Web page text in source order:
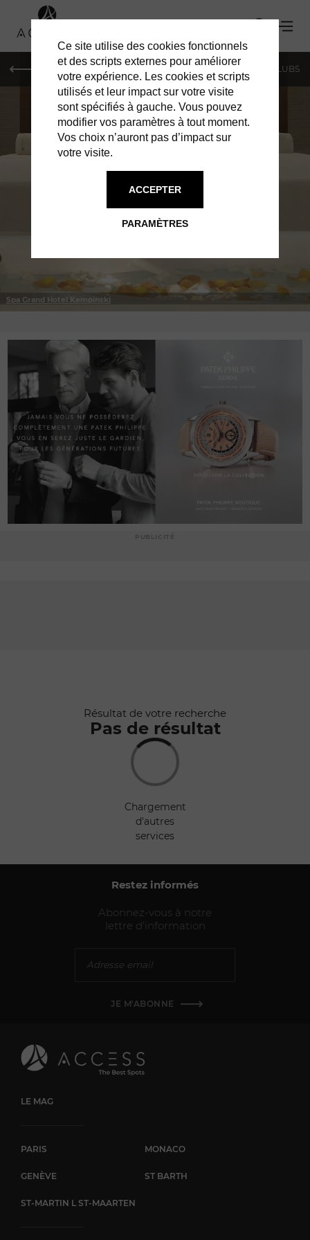
SHOPPING RESTAURANTS BARS & CLUBS
Spa Grand Hotel Kempinski
SERVICES
Résultat de votre recherche
Pas de résultat
chargement
d'autres
services
Restez informés
Abonnez-vous à notre
lettre d'information
JE M'ABONNE
LE MAG
PARIS MONACO
GENÈVE ST BARTH
ST-MARTIN L ST-MAARTEN
Ce site utilise des cookies fonctionnels
et des scripts externes pour améliorer
votre expérience. Les cookies et scripts
utilisés et leur impact sur votre visite
sont spécifiés à gauche. Vous pouvez
modifier vos paramètres à tout moment.
Vos choix n’auront pas d’impact sur
votre visite.
PARAMÈTRES
ACCEPTER